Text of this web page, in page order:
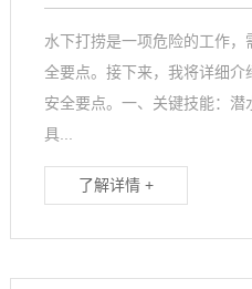
水下打捞是一项危险的工作
全要点。接下来，我将详细
安全要点。一、关键技能：
具...
了解详情 +